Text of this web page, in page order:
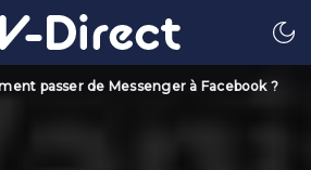
passer de Messenger à Facebook ?